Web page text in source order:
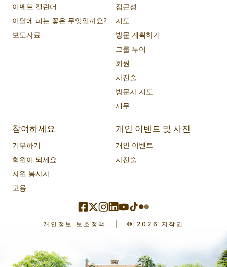
이벤트 캘린더
이달에 피는 꽃은 무엇일까요?
보도자료
접근성
지도
방문 계획하기
그룹 투어
회원
사진술
방문자 지도
재무
참여하세요
기부하기
회원이 되세요
자원 봉사자
고용
개인 이벤트 및 사진
개인 이벤트
사진술
개인정보 보호정책 © 2026 저작권